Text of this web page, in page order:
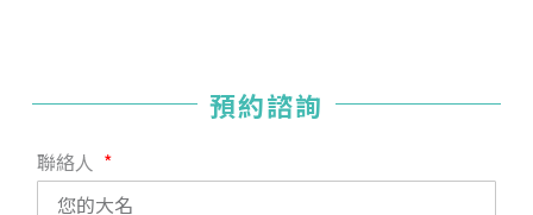
預約諮詢
聯絡人